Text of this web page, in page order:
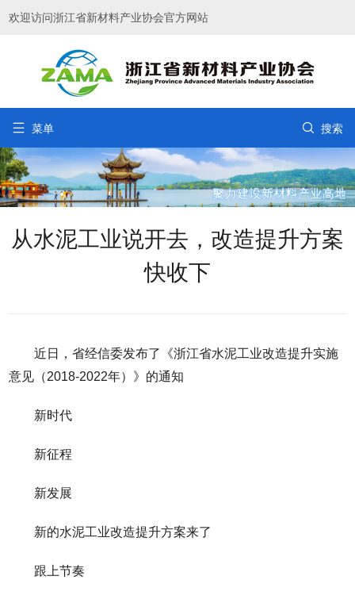
欢迎访问浙江省新材料产业协会官方网站
 菜单  搜索
从水泥工业说开去，改造提升方案
快收下
近日，省经信委发布了《浙江省水泥工业改造提升实施
意见（2018-2022年）》的通知
新时代
新征程
新发展
新的水泥工业改造提升方案来了
跟上节奏